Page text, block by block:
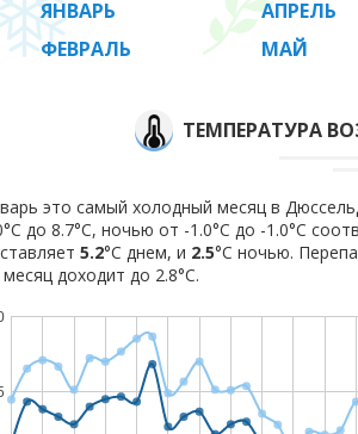
ЯНВАРЬ
ФЕВРАЛЬ
АПРЕЛЬ
МАЙ
ТЕМПЕРАТУРА
это самый холодный месяц в
до 8.7°C, ночью от -1.0°C до -1.0°C
5.2°C днем, и 2.5°C ночью.
месяц доходит до 2.8°С.